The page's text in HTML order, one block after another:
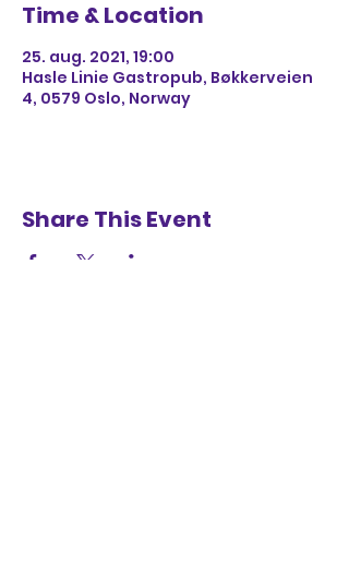
Time & Location
25. aug. 2021, 19:00
Hasle Linie Gastropub, Bøkkerveien
4, 0579 Oslo, Norway
Share This Event